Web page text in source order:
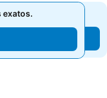
exatos.